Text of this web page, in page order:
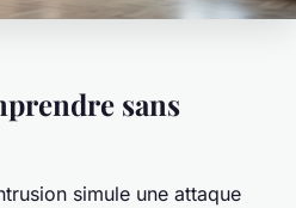
sans
simule une attaque